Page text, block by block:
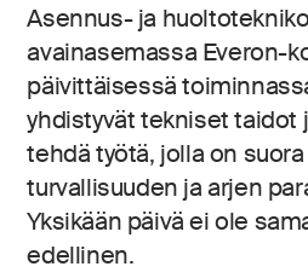
Asennus- ja
avainasemassa Everon-
päivittäisessä
yhdistyvät tekniset taidot
tehdä työtä, jolla on
turvallisuuden ja arjen
Yksikään päivä ei ole
edellinen.